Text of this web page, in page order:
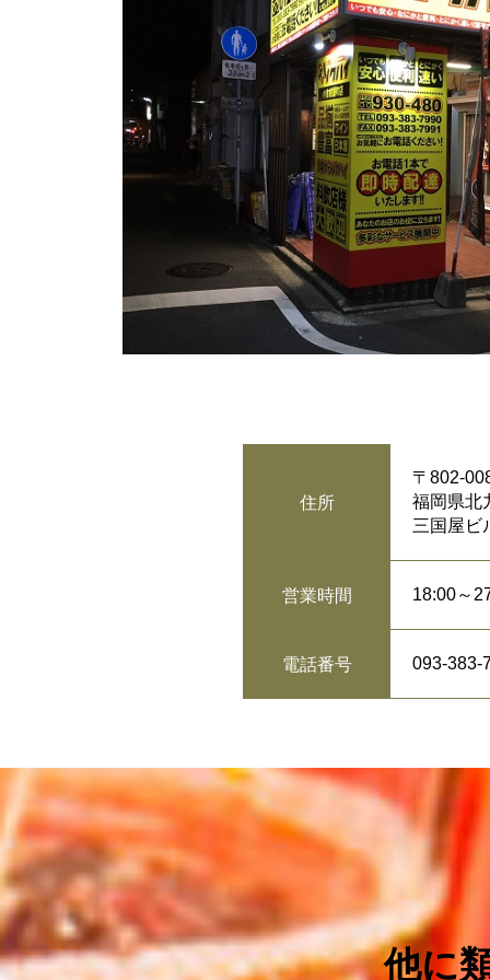
住所
〒802-
福岡県北
三国屋ビ
営業時間 18:00～
電話番号 093-383-
他に